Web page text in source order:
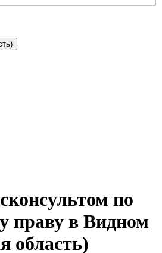
по
праву в Видном
область)